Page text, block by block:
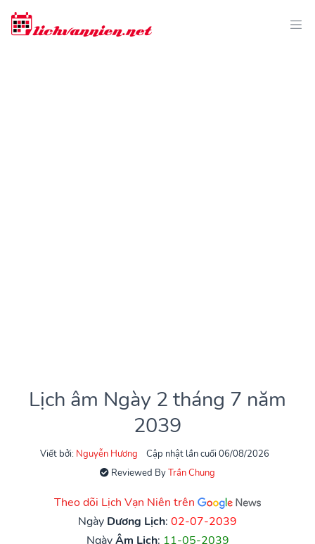
Lịch âm Ngày 2 tháng 7 năm
2039
Viết bởi: Nguyễn Hương
Cập nhật lần cuối 06/08/2026
Reviewed ByTrần Chung
Theo dõi Lịch Vạn Niên trên
Ngày Dương Lịch: 02-07-2039
NgàyÂm Lịch: 11-05-2039